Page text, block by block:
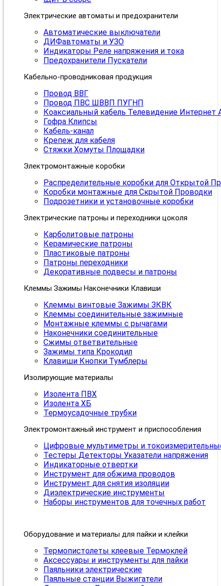
Электрические автоматы и предохранители
Автоматические выключатели
ДИФавтоматы и УЗО
Индикаторы Реле напряжения и тока
Предохранители Пускатели
Кабельно-проводниковая продукция
Провод ВВГ
Провод ПВС ШВВП ПУГНП
Коаксиальный кабель Телевидение Интернет
Гофра Клипсы
Кабель-канал
Крепеж для кабеля
Стяжки Хомуты Площадки
Электромонтажные коробки
Распределительные коробки для Открытой
Коробки монтажные для Скрытой Проводки
Подрозетники и установочные коробки
Электрические патроны и переходники цоколя
Карболитовые патроны
Керамические патроны
Пластиковые патроны
Патроны переходники
Декоративные подвесы и патроны
Клеммы Зажимы Наконечники Клавиши
Клеммы винтовые Зажимы ЗКВК
Клеммы соединительные зажимные
Монтажные клеммы с рычагами
Наконечники соединительные
Сжимы ответвительные
Зажимы типа Крокодил
Клавиши Кнопки Тумблеры
Изолирующие материалы
Изолента ПВХ
Изолента ХБ
Термоусадочные трубки
Электромонтажный инструмент и приспособления
Цифровые мультиметры и
Тестеры Детекторы Указатели напряжения
Индикаторные отвертки
Инструмент для обжима проводов
Инструмент для снятия изоляции
Диэлектрические инструменты
Наборы инструментов для точечных работ
Оборудование и материалы для пайки и клейки
Термопистолеты клеевые Термоклей
Аксессуары и инструменты для пайки
Паяльники электрические
Паяльные станции Выжигатели